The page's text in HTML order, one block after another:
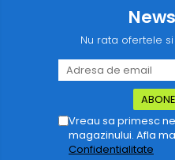
Nu rata ofertele
Vreau sa primesc
magazinului. Afla
Confidentialitate